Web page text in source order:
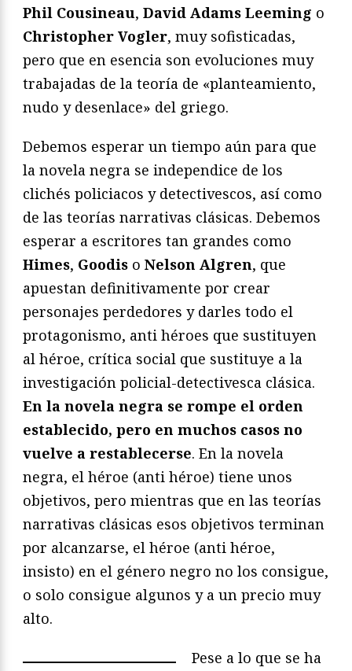
Phil Cousineau, David Adams Leeming o
Christopher Vogler, muy sofisticadas,
pero que en esencia son evoluciones muy
trabajadas de la teoría de «planteamiento,
nudo y desenlace» del griego.
Debemos esperar un tiempo aún para que
la novela negra se independice de los
clichés policiacos y detectivescos, así como
de las teorías narrativas clásicas. Debemos
esperar a escritores tan grandes como
Himes, Goodis o Nelson Algren, que
apuestan definitivamente por crear
personajes perdedores y darles todo el
protagonismo, anti héroes que sustituyen
al héroe, crítica social que sustituye a la
investigación policial-detectivesca clásica.
En la novela negra se rompe el orden
establecido, pero en muchos casos no
vuelve a restablecerse. En la novela
negra, el héroe (anti héroe) tiene unos
objetivos, pero mientras que en las teorías
narrativas clásicas esos objetivos terminan
por alcanzarse, el héroe (anti héroe,
insisto) en el género negro no los consigue,
o solo consigue algunos y a un precio muy
alto.
Pese a lo que se ha